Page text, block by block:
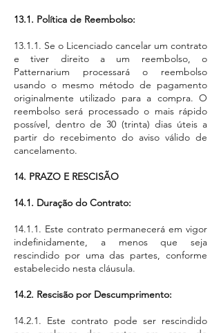
13.1. Política de Reembolso:
13.1.1. Se o Licenciado cancelar um contrato
e tiver direito a um reembolso, o
Patternarium processará o reembolso
usando o mesmo método de pagamento
originalmente utilizado para a compra. O
reembolso será processado o mais rápido
possível, dentro de 30 (trinta) dias úteis a
partir do recebimento do aviso válido de
cancelamento.
14. PRAZO E RESCISÃO
14.1. Duração do Contrato:
14.1.1. Este contrato permanecerá em vigor
indefinidamente, a menos que seja
rescindido por uma das partes, conforme
estabelecido nesta cláusula.
14.2. Rescisão por Descumprimento:
14.2.1. Este contrato pode ser rescindido